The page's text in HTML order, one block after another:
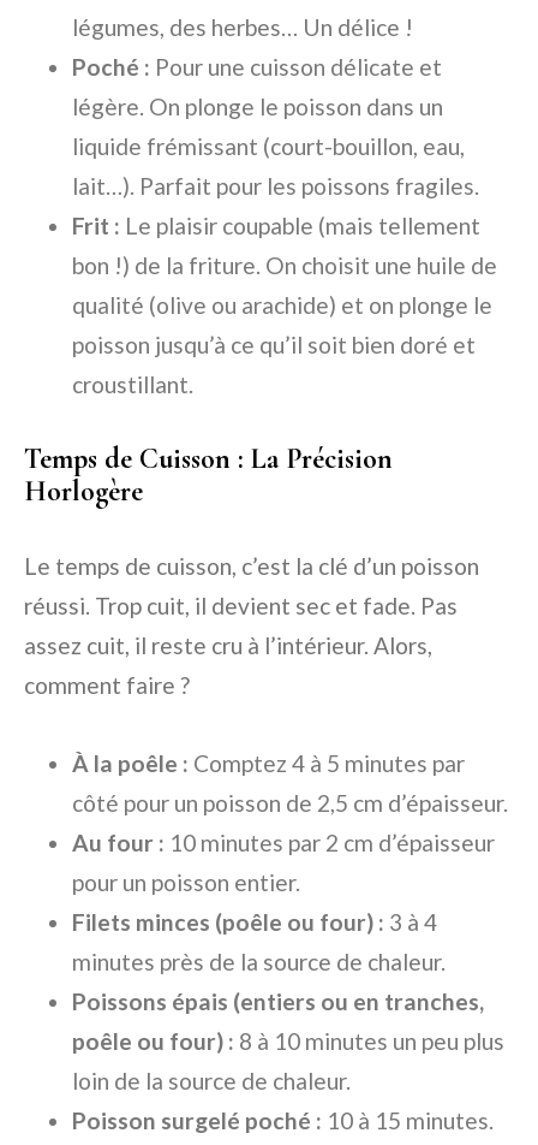
légumes, des herbes… Un délice !
Poché : Pour une cuisson délicate et
légère. On plonge le poisson dans un
liquide frémissant (court-bouillon, eau,
lait…). Parfait pour les poissons fragiles.
Frit : Le plaisir coupable (mais tellement
bon !) de la friture. On choisit une huile de
qualité (olive ou arachide) et on plonge le
poisson jusqu’à ce qu’il soit bien doré et
croustillant.
Temps de Cuisson : La Précision
Horlogère
Le temps de cuisson, c’est la clé d’un poisson
réussi. Trop cuit, il devient sec et fade. Pas
assez cuit, il reste cru à l’intérieur. Alors,
comment faire ?
À la poêle : Comptez 4 à 5 minutes par
côté pour un poisson de 2,5 cm d’épaisseur.
Au four : 10 minutes par 2 cm d’épaisseur
pour un poisson entier.
Filets minces (poêle ou four) : 3 à 4
minutes près de la source de chaleur.
Poissons épais (entiers ou en tranches,
poêle ou four) : 8 à 10 minutes un peu plus
loin de la source de chaleur.
Poisson surgelé poché : 10 à 15 minutes.